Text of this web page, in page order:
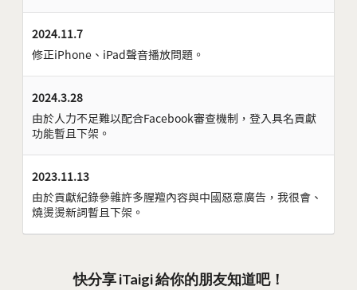
2024.11.7
修正iPhone、iPad聲音播放問題。
2024.3.28
由於人力不足難以配合Facebook審查機制，登入具名貢獻
功能暫且下架。
2023.11.13
由於貢獻紀錄參雜許多腥羶內容與中國惡意廣告，我很會、
燒燙燙新詞暫且下架。
快分享 iTaigi 給你的朋友知道吧！